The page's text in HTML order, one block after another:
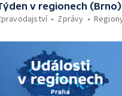
v regionech (Brno)
Zprávy